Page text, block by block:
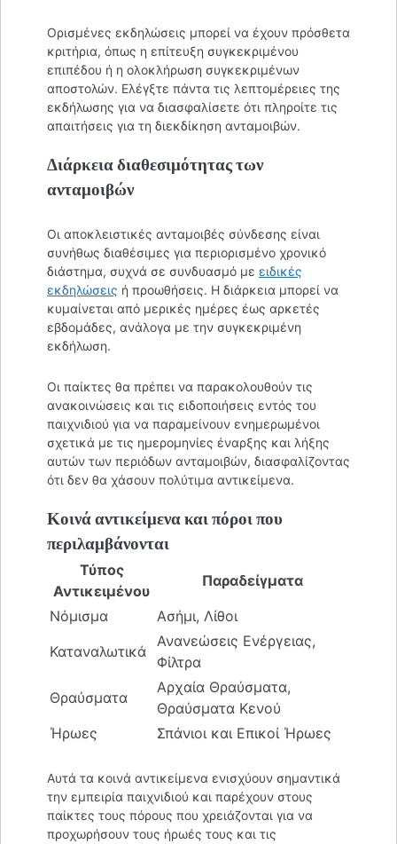
Ορισμένες εκδηλώσεις μπορεί να έχουν πρόσθετα
κριτήρια, όπως η επίτευξη συγκεκριμένου
επιπέδου ή η ολοκλήρωση συγκεκριμένων
αποστολών. Ελέγξτε πάντα τις λεπτομέρειες της
εκδήλωσης για να διασφαλίσετε ότι πληροίτε τις
απαιτήσεις για τη διεκδίκηση ανταμοιβών.
Διάρκεια διαθεσιμότητας των
ανταμοιβών
Οι αποκλειστικές ανταμοιβές σύνδεσης είναι
συνήθως διαθέσιμες για περιορισμένο χρονικό
διάστημα, συχνά σε συνδυασμό με ειδικές
εκδηλώσεις ή προωθήσεις. Η διάρκεια μπορεί να
κυμαίνεται από μερικές ημέρες έως αρκετές
εβδομάδες, ανάλογα με την συγκεκριμένη
εκδήλωση.
Οι παίκτες θα πρέπει να παρακολουθούν τις
ανακοινώσεις και τις ειδοποιήσεις εντός του
παιχνιδιού για να παραμείνουν ενημερωμένοι
σχετικά με τις ημερομηνίες έναρξης και λήξης
αυτών των περιόδων ανταμοιβών, διασφαλίζοντας
ότι δεν θα χάσουν πολύτιμα αντικείμενα.
Κοινά αντικείμενα και πόροι που
περιλαμβάνονται
Τύπος
Αντικειμένου
Παραδείγματα
Νόμισμα
Ασήμι, Λίθοι
Καταναλωτικά
Ανανεώσεις Ενέργειας,
Φίλτρα
Θραύσματα
Αρχαία Θραύσματα,
Θραύσματα Κενού
Ήρωες
Σπάνιοι και Επικοί Ήρωες
Αυτά τα κοινά αντικείμενα ενισχύουν σημαντικά
την εμπειρία παιχνιδιού και παρέχουν στους
παίκτες τους πόρους που χρειάζονται για να
προχωρήσουν τους ήρωές τους και τις